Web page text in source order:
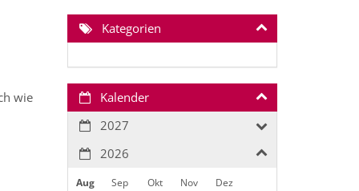
wie
Kategorien
Kalender
2027
2026
Aug Sep Okt Nov Dez